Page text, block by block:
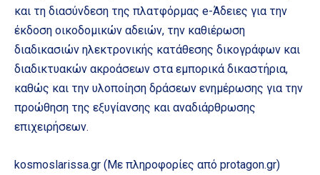
και τη διασύνδεση της πλατφόρμας e-Άδειες για την
έκδοση οικοδομικών αδειών, την καθιέρωση
διαδικασιών ηλεκτρονικής κατάθεσης δικογράφων και
διαδικτυακών ακροάσεων στα εμπορικά δικαστήρια,
καθώς και την υλοποίηση δράσεων ενημέρωσης για την
προώθηση της εξυγίανσης και αναδιάρθρωσης
επιχειρήσεων.
kosmoslarissa.gr (Mε πληροφορίες από protagon.gr)